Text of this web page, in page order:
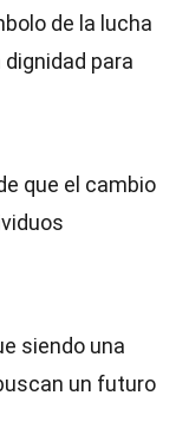
de la lucha
para
que el cambio
siendo una
un futuro